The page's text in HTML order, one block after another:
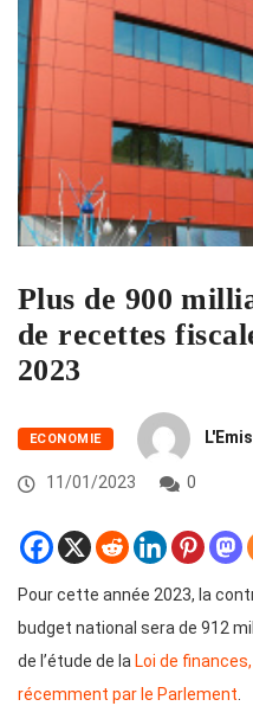
Plus de 900
de recettes
2023
ECONOMIE
11/01/2023 0
Pour cette année 2023, la
budget national sera de 912
de l’étude de la Loi de
récemment par le Parlement.